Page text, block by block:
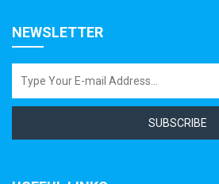
NEWSLETTER
SUBSCRIBE